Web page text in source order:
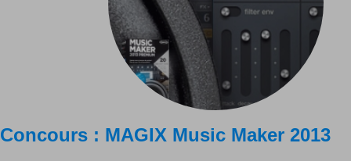
Concours : MAGIX Music Maker 2013